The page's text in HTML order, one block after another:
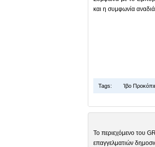
και η συμφωνία
Tags: Ίβο
Το περιεχόμενο του
επαγγελματιών